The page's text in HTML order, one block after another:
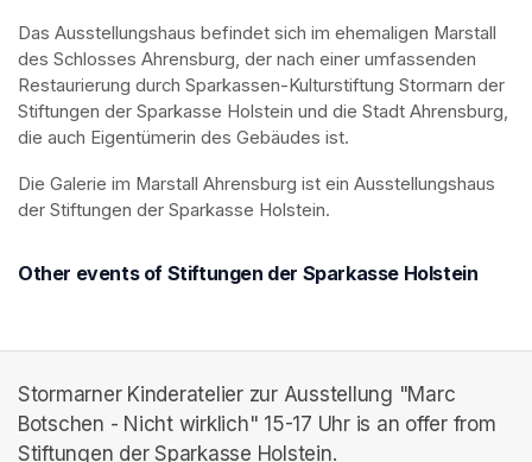
Das Ausstellungshaus befindet sich im ehemaligen Marstall
des Schlosses Ahrensburg, der nach einer umfassenden
Restaurierung durch Sparkassen-Kulturstiftung Stormarn der
Stiftungen der Sparkasse Holstein und die Stadt Ahrensburg,
die auch Eigentümerin des Gebäudes ist.
Die Galerie im Marstall Ahrensburg ist ein Ausstellungshaus
der Stiftungen der Sparkasse Holstein.
Other events of Stiftungen der Sparkasse Holstein
Stormarner Kinderatelier zur Ausstellung "Marc
Botschen - Nicht wirklich" 15-17 Uhr is an offer from
Stiftungen der Sparkasse Holstein.